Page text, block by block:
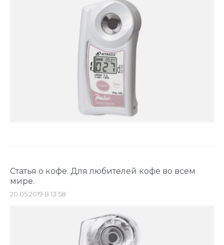
Статья о кофе. Для любителей кофе во всем
мире.
20.05.2019 В 13:58